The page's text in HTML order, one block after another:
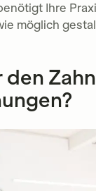
Ihre
möglich